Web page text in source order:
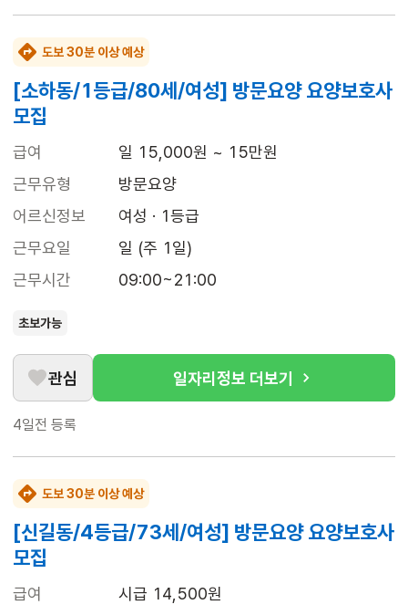
도보 30분 이상 예상
[소하동/1등급/80세/여성] 방문요양 요양보호사
모집
급여
일 15,000원 ~ 15만원
근무유형
방문요양
어르신정보
여성 · 1등급
근무요일
일 (주 1일)
근무시간
09:00~21:00
초보가능
관심 일자리정보 더보기
4일전 등록
도보 30분 이상 예상
[신길동/4등급/73세/여성] 방문요양 요양보호사
모집
급여
시급 14,500원